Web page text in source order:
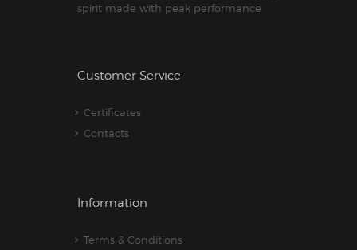
spirit made with peak performance
Customer Service
Certificates
Contacts
Information
Terms & Conditions